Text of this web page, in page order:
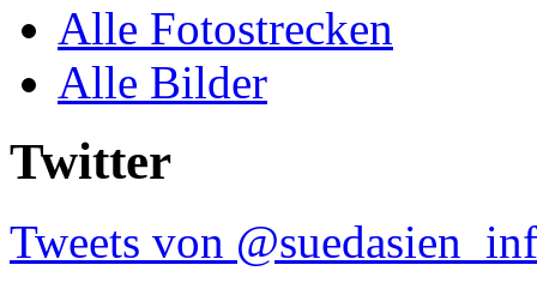
Alle Fotostrecken
Alle Bilder
Twitter
Tweets von